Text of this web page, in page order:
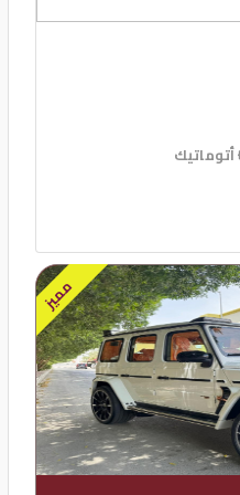
أتوماتيك
مميز